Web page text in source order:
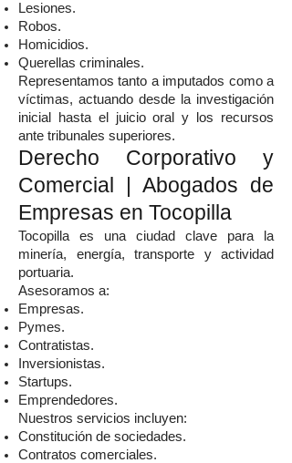
Lesiones.
Robos.
Homicidios.
Querellas criminales.
Representamos tanto a imputados como a
víctimas, actuando desde la investigación
inicial hasta el juicio oral y los recursos
ante tribunales superiores.
Derecho Corporativo y
Comercial | Abogados de
Empresas en Tocopilla
Tocopilla es una ciudad clave para la
minería, energía, transporte y actividad
portuaria.
Asesoramos a:
Empresas.
Pymes.
Contratistas.
Inversionistas.
Startups.
Emprendedores.
Nuestros servicios incluyen:
Constitución de sociedades.
Contratos comerciales.